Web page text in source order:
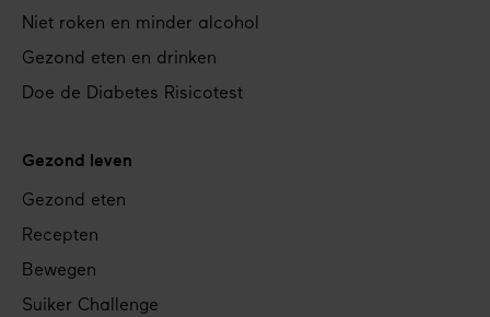
Niet roken en minder alcohol
Gezond eten en drinken
Doe de Diabetes Risicotest
Gezond leven
Gezond eten
Recepten
Bewegen
Suiker Challenge